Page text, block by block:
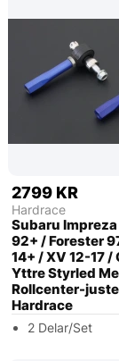
2799 KR
Hardrace
Subaru Impreza
92+ / Forester
14+ / XV 12-17 /
Yttre Styrled
Rollcenter-
Hardrace
2 Delar/Set